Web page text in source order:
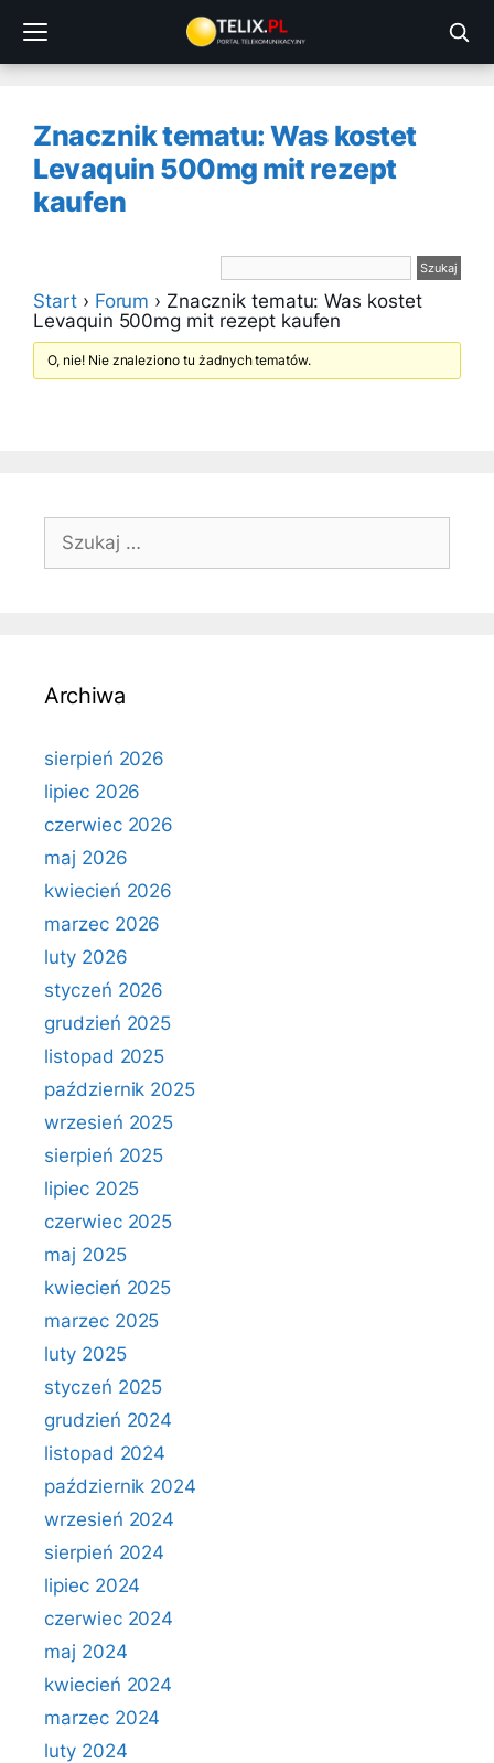
treści
Znacznik tematu: Was kostet
Levaquin 500mg mit rezept
kaufen
Start › Forum › Znacznik tematu: Was kostet
Levaquin 500mg mit rezept kaufen
O, nie! Nie znaleziono tu żadnych tematów.
Szukaj:
Archiwa
sierpień 2026
lipiec 2026
czerwiec 2026
maj 2026
kwiecień 2026
marzec 2026
luty 2026
styczeń 2026
grudzień 2025
listopad 2025
październik 2025
wrzesień 2025
sierpień 2025
lipiec 2025
czerwiec 2025
maj 2025
kwiecień 2025
marzec 2025
luty 2025
styczeń 2025
grudzień 2024
listopad 2024
październik 2024
wrzesień 2024
sierpień 2024
lipiec 2024
czerwiec 2024
maj 2024
kwiecień 2024
marzec 2024
luty 2024